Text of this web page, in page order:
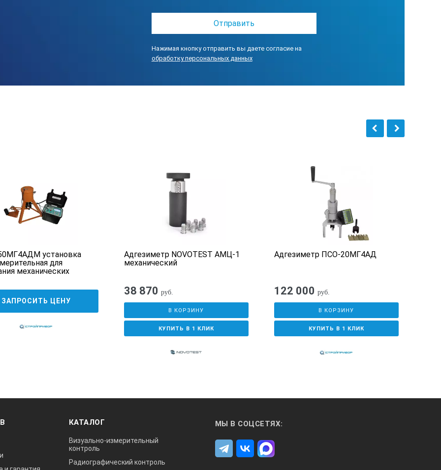
3,0 (3,2)
обслуживание в течение всего срока эксплуатации.
Нажимая кнопку отправить вы даете согласие на
обработку персональных данных
установка
для
механических
ЗАПРОСИТЬ ЦЕНУ
Адгезиметр NOVOTEST АМЦ-1
механический
38 870 руб.
В КОРЗИНУ
КУПИТЬ В 1 КЛИК
Адгезиметр ПСО-20МГ4АД
122 000 руб.
В КОРЗИНУ
КУПИТЬ В 1 КЛИК
КАТАЛОГ
Визуально-измерительный
контроль
Радиографический контроль
МЫ В СОЦСЕТЯХ: